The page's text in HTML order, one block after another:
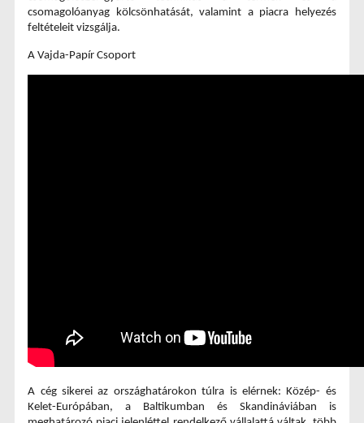
csomagolóanyag kölcsönhatását, valamint a piacra helyezés
feltételeit vizsgálja.
A Vajda-Papír Csoport
A cég sikerei az országhatárokon túlra is elérnek: Közép- és
Kelet-Európában, a Baltikumban és Skandináviában is